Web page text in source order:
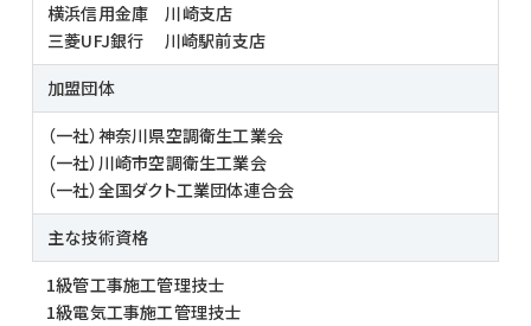
横浜信用金庫 川崎支店
三菱UFJ銀行 川崎駅前支店
加盟団体
（一社）神奈川県空調衛生工業会
（一社）川崎市空調衛生工業会
（一社）全国ダクト工業団体連合会
主な技術資格
1級管工事施工管理技士
1級電気工事施工管理技士